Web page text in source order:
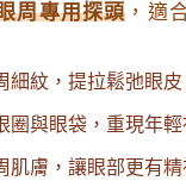
周專用探頭 ，適
細紋，提拉鬆弛眼皮
圈與眼袋，重現年輕
肌膚，讓眼部更有精